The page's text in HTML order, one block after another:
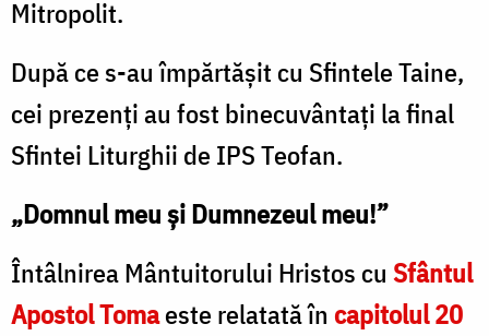
Mitropolit.
După ce s-au împărtășit cu Sfintele Taine,
cei prezenți au fost binecuvântați la final
Sfintei Liturghii de IPS Teofan.
„Domnul meu și Dumnezeul meu!”
Întâlnirea Mântuitorului Hristos cu Sfântul
Apostol Tomaeste relatată în capitolul 20